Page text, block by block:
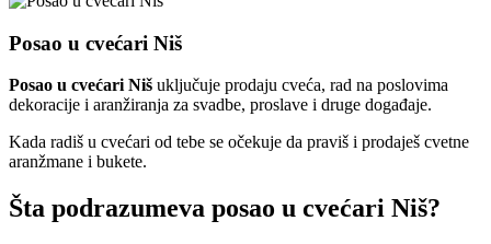
Posao u cvećari Niš
Posao u cvećari Niš uključuje prodaju cveća, rad na poslovima
dekoracije i aranžiranja za svadbe, proslave i druge događaje.
Kada radiš u cvećari od tebe se očekuje da praviš i prodaješ cvetne
aranžmane i bukete.
Šta podrazumeva posao u cvećari Niš?